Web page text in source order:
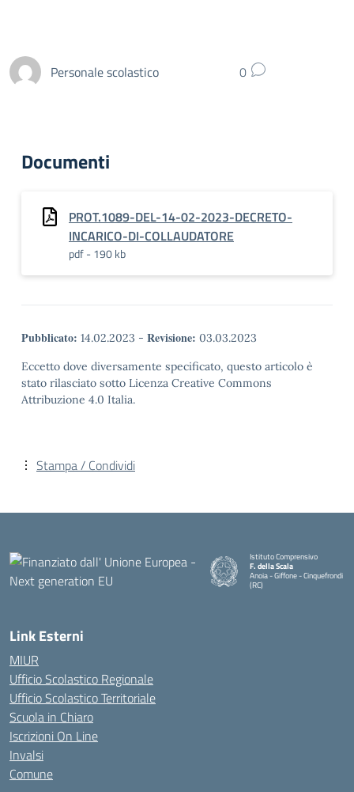
Personale scolastico 0
Documenti
PROT.1089-DEL-14-02-2023-DECRETO-
INCARICO-DI-COLLAUDATORE
pdf - 190 kb
Pubblicato: 14.02.2023 - Revisione: 03.03.2023
Eccetto dove diversamente specificato, questo articolo è
stato rilasciato sotto Licenza Creative Commons
Attribuzione 4.0 Italia.
Stampa / Condividi
Istituto Comprensivo
F. della Scala
Anoia - Giffone - Cinquefrondi
(RC)
Link Esterni
MIUR
Ufficio Scolastico Regionale
Ufficio Scolastico Territoriale
Scuola in Chiaro
Iscrizioni On Line
Invalsi
Comune